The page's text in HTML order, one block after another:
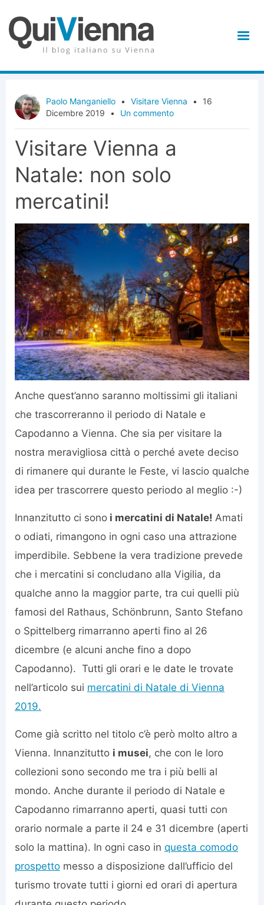
Paolo Manganiello • Visitare Vienna •
16
Dicembre 2019
• Un commento
Visitare Vienna a
Natale: non solo
mercatini!
Anche quest’anno saranno moltissimi gli italiani
che trascorreranno il periodo di Natale e
Capodanno a Vienna. Che sia per visitare la
nostra meravigliosa città o perché avete deciso
di rimanere qui durante le Feste, vi lascio qualche
idea per trascorrere questo periodo al meglio :-)
Innanzitutto ci sono i mercatini di Natale! Amati
o odiati, rimangono in ogni caso una attrazione
imperdibile. Sebbene la vera tradizione prevede
che i mercatini si concludano alla Vigilia, da
qualche anno la maggior parte, tra cui quelli più
famosi del Rathaus, Schönbrunn, Santo Stefano
o Spittelberg rimarranno aperti fino al 26
dicembre (e alcuni anche fino a dopo
Capodanno). Tutti gli orari e le date le trovate
nell’articolo sui mercatini di Natale di Vienna
2019.
Come già scritto nel titolo c’è però molto altro a
Vienna. Innanzitutto i musei, che con le loro
collezioni sono secondo me tra i più belli al
mondo. Anche durante il periodo di Natale e
Capodanno rimarranno aperti, quasi tutti con
orario normale a parte il 24 e 31 dicembre (aperti
solo la mattina). In ogni caso in questa comodo
prospetto messo a disposizione dall’ufficio del
turismo trovate tutti i giorni ed orari di apertura